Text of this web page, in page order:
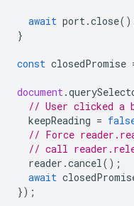
await port.close
}
const closedPromise
document.
// User clicked a
keepReading =
// Force
// call
reader .cancel();
await
});